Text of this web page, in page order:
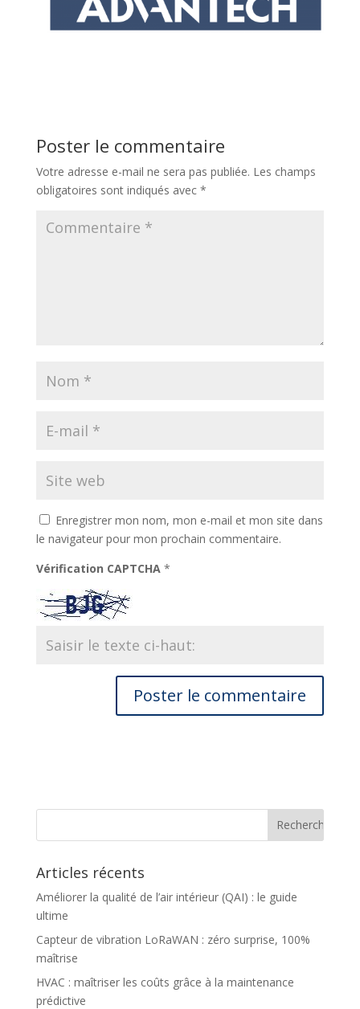
Poster le commentaire
Votre adresse e-mail ne sera pas publiée. Les champs
obligatoires sont indiqués avec *
Enregistrer mon nom, mon e-mail et mon site dans
le navigateur pour mon prochain commentaire.
Vérification CAPTCHA *
Articles récents
Améliorer la qualité de l’air intérieur (QAI) : le guide
ultime
Capteur de vibration LoRaWAN : zéro surprise, 100%
maîtrise
HVAC : maîtriser les coûts grâce à la maintenance
prédictive